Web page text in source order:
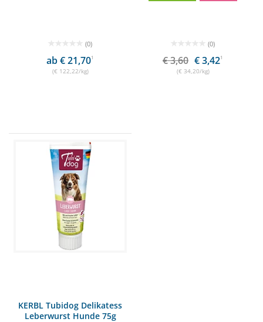
(0)
ab € 21,701
(€ 122,22/kg)
(0)
€ 3,60 € 3,421
(€ 34,20/kg)
KERBL Tubidog Delikatess
Leberwurst Hunde 75g